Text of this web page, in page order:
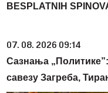
BESPLATNIH
07. 08. 2026 09:14
Сазнања
савезу Загреба,